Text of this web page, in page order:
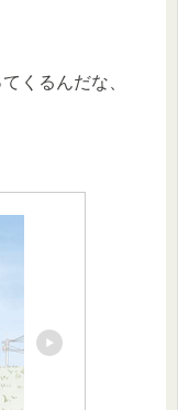
くるんだな、